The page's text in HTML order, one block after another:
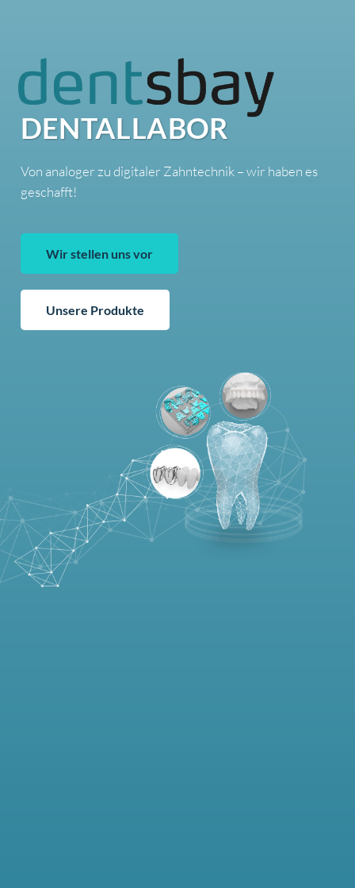
DENTALLABOR
Von analoger zu digitaler Zahntechnik – wir haben es
geschafft!
Wir stellen uns vor
Unsere Produkte